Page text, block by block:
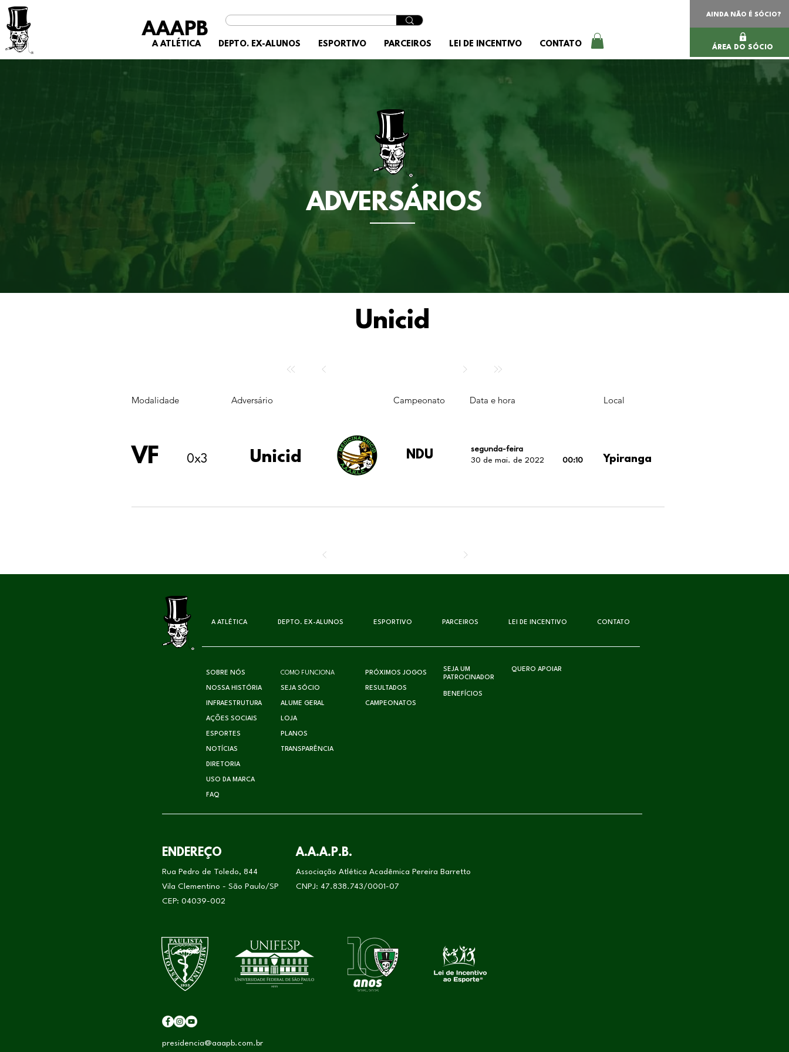
AAAPB
A ATLÉTICA DEPTO. EX-ALUNOS ESPORTIVO PARCEIROS LEI DE INCENTIVO CONTATO
AINDA NÃO É SÓCIO?
ÁREA DO SÓCIO
ADVERSÁRIOS
Unicid
Modalidade Adversário Data e hora
Campeonato Local
0x3
VF Unicid NDU
segunda-feira
30 de mai. de 2022
00:10 Ypiranga
A ATLÉTICA DEPTO. EX-ALUNOS ESPORTIVO PARCEIROS LEI DE INCENTIVO CONTATO
SOBRE NÓS
NOSSA HISTÓRIA
INFRAESTRUTURA
AÇÕES SOCIAIS
ESPORTES
NOTÍCIAS
DIRETORIA
USO DA MARCA
FAQ
COMO FUNCIONA
SEJA SÓCIO
ALUME GERAL
LOJA
PLANOS
TRANSPARÊNCIA
PRÓXIMOS JOGOS
RESULTADOS
CAMPEONATOS
SEJA UM
PATROCINADOR
BENEFÍCIOS
QUERO APOIAR
ENDEREÇO
Rua Pedro de Toledo, 844
Vila Clementino - São Paulo/SP
CEP: 04039-002
A.A.A.P.B.
Associação Atlética Acadêmica Pereira Barretto
CNPJ: 47.838.743/0001-07
presidencia@aaapb.com.br